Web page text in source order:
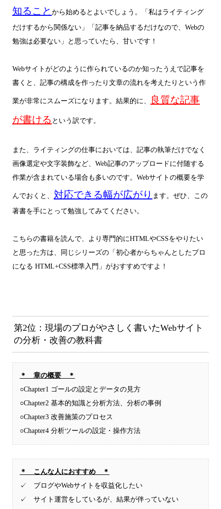
知ること から始めるとよいでしょう。「私はライティング
だけするから関係ない」「記事を納品するだけなので、Webの
勉強は必要ない」と思っていたら、甘いです！
Webサイトがどのように作られているのか知ったうえで記事を
書くと、記事の構成を作ったり文章の流れを考えたりという作
業が非常にスムーズになります。結果的に、
良質な記事
が書ける という訳です。
また、ライティングの仕事においては、記事の執筆だけでなく
画像選定や文字装飾など、Web記事のアップロードに付随する
作業が含まれている場合も多いのです。Webサイトの概要を学
んでおくと、 対応できる幅が広がり ます。ぜひ、この
著書を手にとって勉強してみてください。
こちらの書籍を読んで、より専門的にHTMLやCSSをやりたい
と思った方は、同じシリーズの「初心者からちゃんとしたプロ
になる HTML+CSS標準入門」がおすすめですよ！
第2位：現場のプロがやさしく書いたWebサイト
の分析・改善の教科書
＊ 章の概要 ＊
○Chapter1 ゴールの設定とデータの見方
○Chapter2 基本的知識と分析方法、分析の事例
○Chapter3 改善施策のプロセス
○Chapter4 分析ツールの設定・操作方法
＊ こんな人におすすめ ＊
✓ ブログやWebサイトを収益化したい
✓ サイト運営をしているが、結果が伴っていない